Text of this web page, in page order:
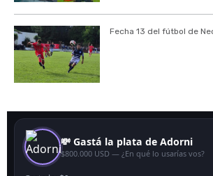
Fecha 13 del fútbol de